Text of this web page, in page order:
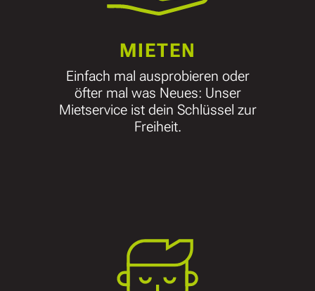
MIETEN
Einfach mal ausprobieren oder
öfter mal was Neues: Unser
Mietservice ist dein Schlüssel zur
Freiheit.